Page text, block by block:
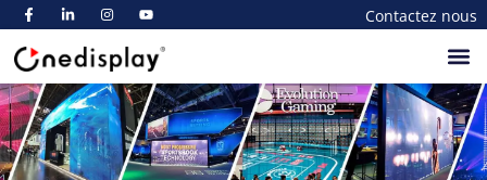
Contactez nous